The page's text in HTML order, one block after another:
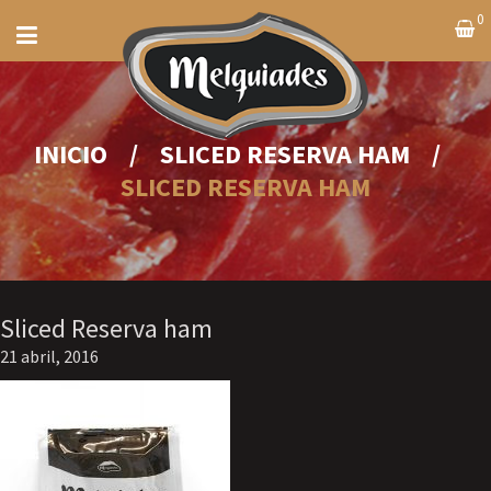
0
INICIO / SLICED RESERVA HAM
/
SLICED RESERVA HAM
Sliced Reserva ham
21 abril, 2016